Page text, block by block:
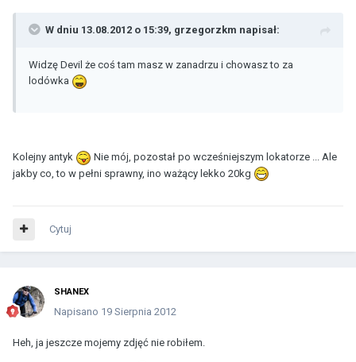
W dniu 13.08.2012 o 15:39, grzegorzkm napisał:
Widzę Devil że coś tam masz w zanadrzu i chowasz to za
lodówka
Kolejny antyk
Nie mój, pozostał po wcześniejszym lokatorze ... Ale
jakby co, to w pełni sprawny, ino ważący lekko 20kg
Cytuj
SHANEX
Napisano 19 Sierpnia 2012
Heh, ja jeszcze mojemy zdjęć nie robiłem.